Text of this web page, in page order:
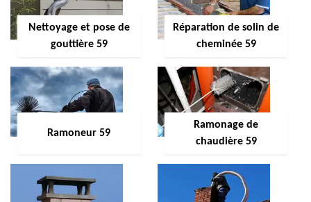
Nettoyage et pose de
gouttière 59
Réparation de solin de
cheminée 59
Ramoneur 59
Ramonage de
chaudière 59